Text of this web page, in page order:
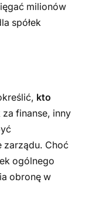
milionów
spółek
kto
za finanse, inny
zarządu. Choć
ogólnego
obronę w